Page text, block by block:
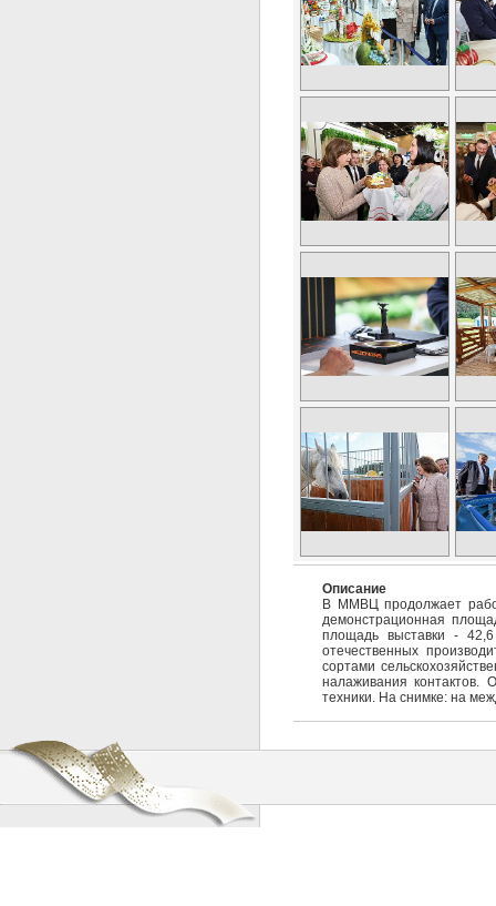
Описание
В ММВЦ продолжает
демонстрационная
площадь выставки -
отечественных
сортами
налаживания контактов.
техники. На снимке: на